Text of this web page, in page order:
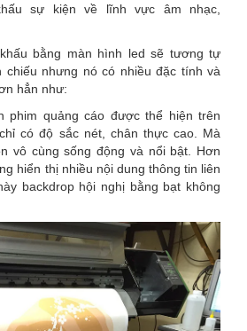
sự kiện về lĩnh vực âm nhạc,
bằng màn hình led sẽ tương tự
chiếu nhưng nó có nhiều đặc tính và
hẳn như:
phim quảng cáo được thể hiện trên
có độ sắc nét, chân thực cao. Mà
vô cùng sống động và nổi bật. Hơn
hiển thị nhiều nội dung thông tin liên
backdrop hội nghị bằng bạt không